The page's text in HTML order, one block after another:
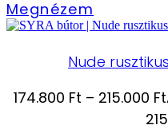
Megnézem
Nude
174.800 Ft – 215.000 Ft